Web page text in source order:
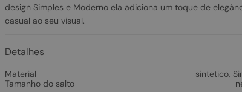
design Simples e Moderno ela adiciona um toque de
casual ao seu visual.
Detalhes
Material sintetico,
Tamanho do salto